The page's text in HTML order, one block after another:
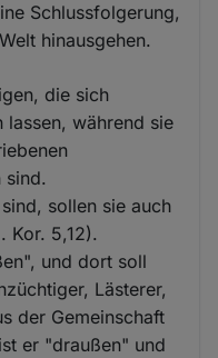
Schlussfolgerung,
hinausgehen.
die sich
lassen, während sie
sind.
sollen sie auch
Kor. 5,12).
und dort soll
Lästerer,
der Gemeinschaft
er "draußen" und